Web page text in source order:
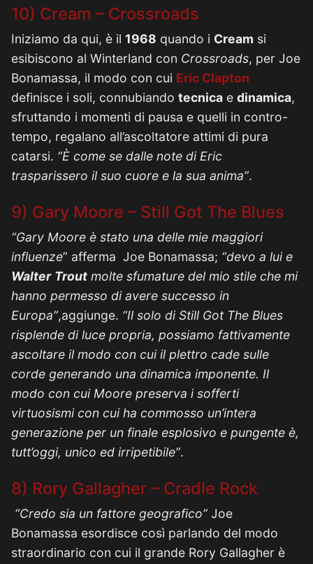
10) Cream – Crossroads
Iniziamo da qui, è il 1968 quando i Cream si
esibiscono al Winterland con Crossroads, per Joe
Bonamassa, il modo con cui Eric Clapton
definisce i soli, connubiando tecnica e dinamica,
sfruttando i momenti di pausa e quelli in contro-
tempo, regalano all’ascoltatore attimi di pura
catarsi. “È come se dalle note di Eric
trasparissero il suo cuore e la sua anima”.
9) Gary Moore – Still Got The Blues
“Gary Moore è stato una delle mie maggiori
influenze” afferma Joe Bonamassa; “devo a lui e
Walter Trout molte sfumature del mio stile che mi
hanno permesso di avere successo in
Europa”,aggiunge. “Il solo di Still Got The Blues
risplende di luce propria, possiamo fattivamente
ascoltare il modo con cui il plettro cade sulle
corde generando una dinamica imponente. Il
modo con cui Moore preserva i sofferti
virtuosismi con cui ha commosso un’intera
generazione per un finale esplosivo e pungente è,
tutt’oggi, unico ed irripetibile”.
8) Rory Gallagher – Cradle Rock
“Credo sia un fattore geografico” Joe
Bonamassa esordisce così parlando del modo
straordinario con cui il grande Rory Gallagher è